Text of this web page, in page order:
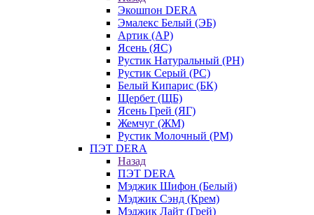
Экошпон DERA
Эмалекс Белый (ЭБ)
Артик (АР)
Ясень (ЯС)
Рустик Натуральный (РН)
Рустик Серый (РС)
Белый Кипарис (БК)
Щербет (ЩБ)
Ясень Грей (ЯГ)
Жемчуг (ЖМ)
Рустик Молочный (РМ)
ПЭТ DERA
Назад
ПЭТ DERA
Мэджик Шифон (Белый)
Мэджик Сэнд (Крем)
Мэджик Лайт (Грей)